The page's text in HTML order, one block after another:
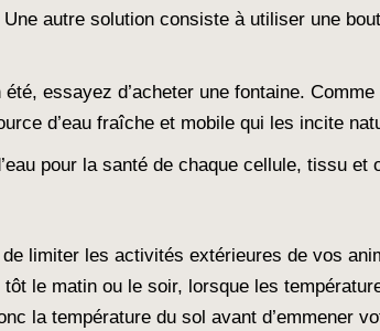
autre solution consiste à utiliser une
essayez d’acheter une fontaine.
d’eau fraîche et mobile qui les incite
pour la santé de chaque cellule, tissu et
limiter les activités extérieures de vos
le matin ou le soir, lorsque les
la température du sol avant d’emmener